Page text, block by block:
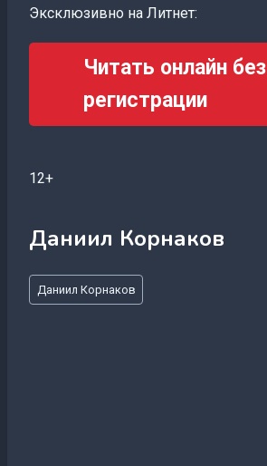
Эксклюзивно на Литнет:
Читать онлайн без
регистрации
12+
Даниил Корнаков
Метки
записи:
Даниил Корнаков